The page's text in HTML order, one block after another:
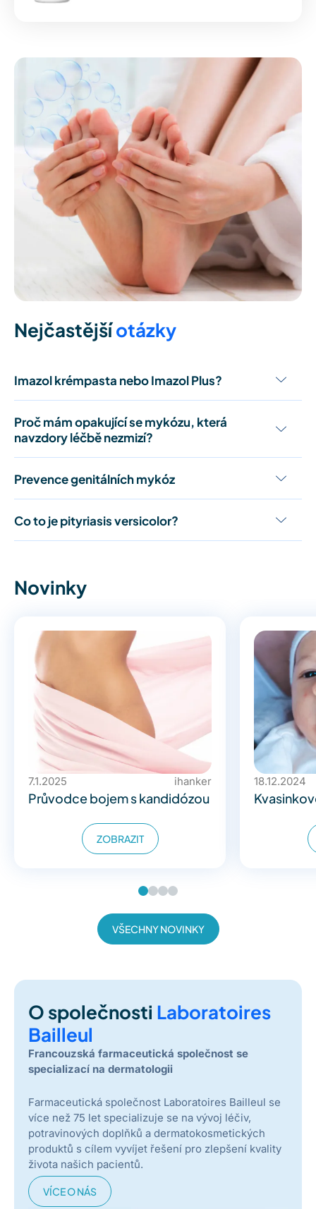
Nejčastějšíotázky
Imazol krémpasta nebo Imazol Plus?
Proč mám opakující se mykózu, která
navzdory léčbě nezmizí?
Prevence genitálních mykóz
Co to je pityriasis versicolor?
Novinky
7.1.2025 ihanker
Průvodce bojem s kandidózou
ZOBRAZIT
18.12.2024
VŠECHNY NOVINKY
O společnosti Laboratoires
Bailleul
Francouzská farmaceutická společnost se
specializací na dermatologii
Farmaceutická společnost Laboratoires Bailleul se
více než 75 let specializuje se na vývoj léčiv,
potravinových doplňků a dermatokosmetických
produktů s cílem vyvíjet řešení pro zlepšení kvality
života našich pacientů.
VÍCE O NÁS